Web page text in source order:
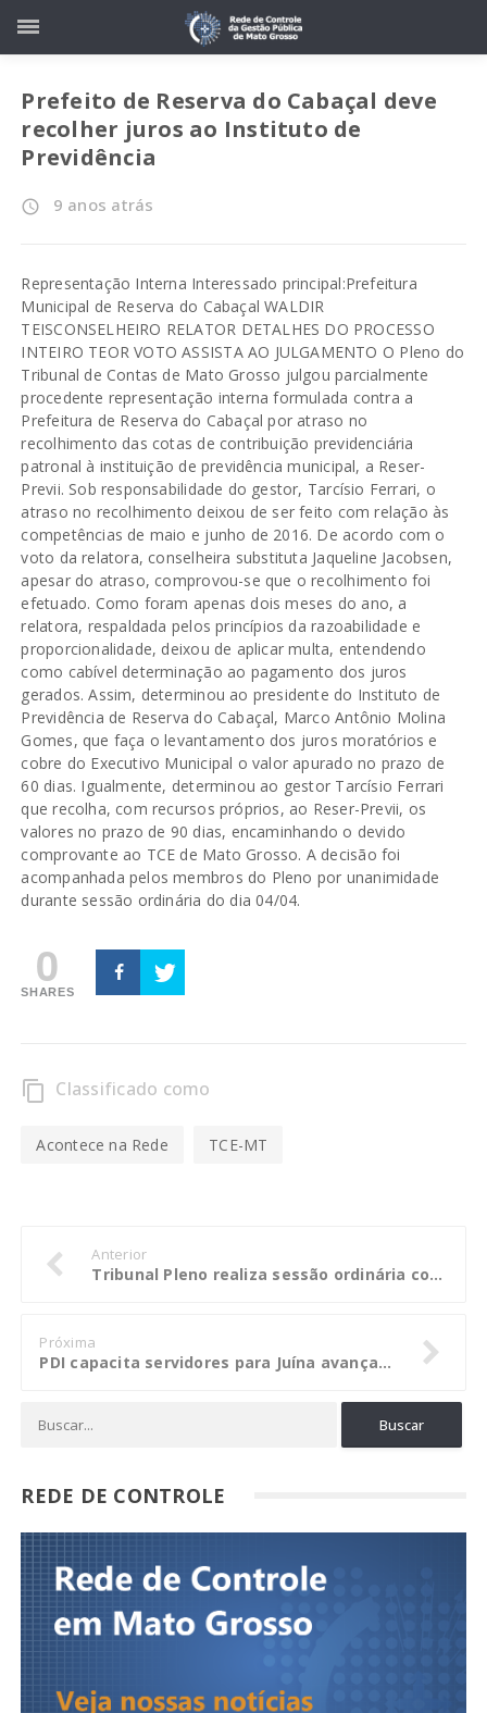
Prefeito de Reserva do Cabaçal deve
recolher juros ao Instituto de
Previdência
access_time 9 anos atrás
Representação Interna Interessado principal:Prefeitura
Municipal de Reserva do Cabaçal WALDIR
TEISCONSELHEIRO RELATOR DETALHES DO PROCESSO
INTEIRO TEOR VOTO ASSISTA AO JULGAMENTO O Pleno do
Tribunal de Contas de Mato Grosso julgou parcialmente
procedente representação interna formulada contra a
Prefeitura de Reserva do Cabaçal por atraso no
recolhimento das cotas de contribuição previdenciária
patronal à instituição de previdência municipal, a Reser-
Previi. Sob responsabilidade do gestor, Tarcísio Ferrari, o
atraso no recolhimento deixou de ser feito com relação às
competências de maio e junho de 2016. De acordo com o
voto da relatora, conselheira substituta Jaqueline Jacobsen,
apesar do atraso, comprovou-se que o recolhimento foi
efetuado. Como foram apenas dois meses do ano, a
relatora, respaldada pelos princípios da razoabilidade e
proporcionalidade, deixou de aplicar multa, entendendo
como cabível determinação ao pagamento dos juros
gerados. Assim, determinou ao presidente do Instituto de
Previdência de Reserva do Cabaçal, Marco Antônio Molina
Gomes, que faça o levantamento dos juros moratórios e
cobre do Executivo Municipal o valor apurado no prazo de
60 dias. Igualmente, determinou ao gestor Tarcísio Ferrari
que recolha, com recursos próprios, ao Reser-Previi, os
valores no prazo de 90 dias, encaminhando o devido
comprovante ao TCE de Mato Grosso. A decisão foi
acompanhada pelos membros do Pleno por unanimidade
durante sessão ordinária do dia 04/04.
0
SHARES
content_copy Classificado como
Acontece na Rede TCE-MT
Anterior
Tribunal Pleno realiza sessão ordinária com 20 processos em pauta
Próxima
PDI capacita servidores para Juína avançar no planejamento estratégico
REDE DE CONTROLE